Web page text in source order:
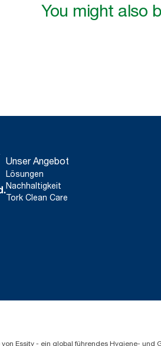
You might also
Unser Angebot
Lösungen
Nachhaltigkeit
Tork Clean Care
von Essity - ein global führendes Hygiene-